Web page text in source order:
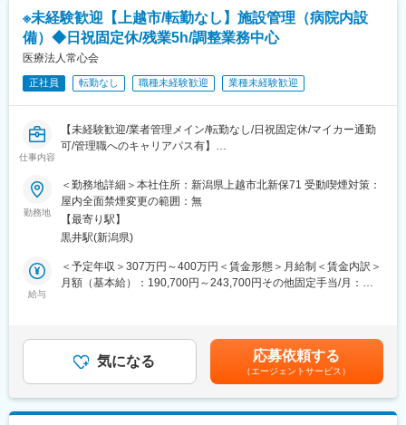
お客様はもちろん、一緒に働く仲間同士の信頼関係も大切にして
いる職場です。困った時は自然と助け合い、喜びはみんなで共
有。人を思いやる文化が根付いており、「この仲間と働けて良か
った」と思える環境です。人間関係が良く、長く働きたくなる職
場を目指しています。
また、私たちは「安心して長く働ける職場づくり」を大切にして
います。福利厚生や研修制度の充実はもちろん、ライフスタイル
や家庭環境の変化にも柔軟に対応。結婚や出産、介護など、ライ
フイベントを迎えても働き続けられるサポート体制が整っていま
す。キャリアアップも目指せる環境です。
す。お客様の体調や変化、業務連絡をしっかり共有することで、
チーム全体でスムーズに連携。困った時もすぐ相談・フォローで
きる環境が整っているので、安心して働けます。風通しの良い職
場だからこそ、スタッフ同士の信頼関係も深まります。
■当社の魅力：
株式会社SOYOKAZEは全国で367拠点をネットワークしショート
スタッフそれぞれが、協力し合って働いています！
変更の範囲：（雇入れ直後）募集職種 （変更の範囲）当社が定め
る業務
※未経験歓迎【上越市/転勤なし】施設管理（病院内設
備）◆日祝固定休/残業5h/調整業務中心
医療法人常心会
正社員 転勤なし 職種未経験歓迎 業種未経験歓迎
仕事内容
【未経験歓迎/業者管理メイン/転勤なし/日祝固定休/マイカー通勤
可/管理職へのキャリアパス有】
給排水、空調等）及び車両の事務的な管理業務をお任せします。
■職務内容：
・病院内設備（電気、給排水、空調、その他）の修繕や点検等の
管理業務
・実作業を行う業者への見積もり要請（相見積もり等）
・簡単な修繕業務（蛍光灯交換や簡単な修繕など。日曜大工程
・車両（２６人乗り送迎用マイクロバス１台、乗用車１０台）の
管理
勤務地
＜勤務地詳細＞本社住所：新潟県上越市北新保71 受動喫煙対策：
屋内全面禁煙変更の範囲：無
【最寄り駅】
黒井駅(新潟県)
給与
＜予定年収＞307万円～400万円＜賃金形態＞月給制＜賃金内訳＞
月額（基本給）：190,700円～243,700円その他固定手当/月：
長/550万円賃金はあくまでも目安の金額であり、選考を通じて上
下する可能性があります。月給(月額)は固定手当を含めた表記で
す。
気になる 応募依頼する
（エージェントサービス）